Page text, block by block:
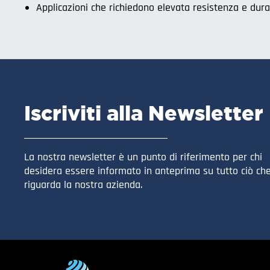
Applicazioni che richiedono elevata resistenza e
Iscriviti alla Newsletter
La nostra newsletter è un punto di riferimento per chi
desidera essere informato in anteprima su tutto ciò che
riguarda la nostra azienda.